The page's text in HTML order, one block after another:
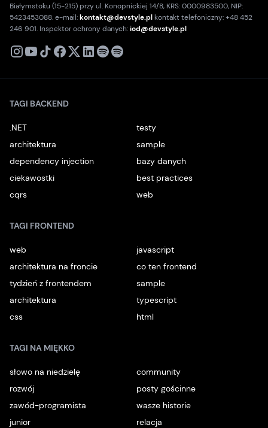
Białymstoku (15-215) przy ul. Konopnickiej 14/8, KRS: 0000983500, NIP:
5423453088. e-mail:kontakt@devstyle.plkontakt telefoniczny: +48 452
246 901. Inspektor ochrony danych:iod@devstyle.pl
X
TAGI BACKEND
.NET
testy
architektura
sample
dependency injection
bazy danych
ciekawostki
best practices
cqrs
web
TAGI FRONTEND
web
javascript
architektura na froncie
co ten frontend
tydzień z frontendem
sample
architektura
typescript
css
html
TAGI NA MIĘKKO
słowo na niedzielę
community
rozwój
posty gościnne
zawód-programista
wasze historie
junior
relacja